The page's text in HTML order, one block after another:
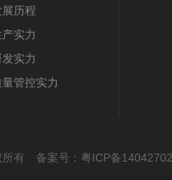
展历程
实力
实力
量管控实力
所有 备案号： 粤ICP备